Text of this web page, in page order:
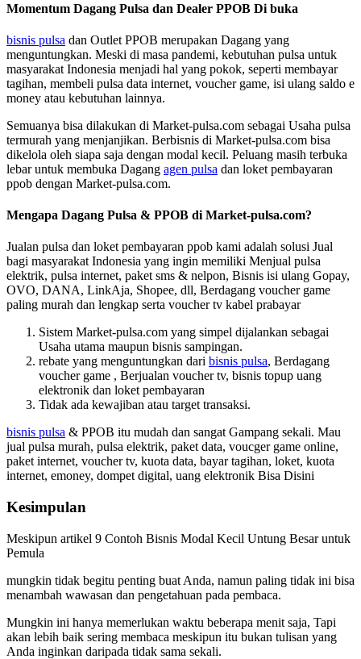
Momentum Dagang Pulsa dan Dealer PPOB Di buka
bisnis pulsa dan Outlet PPOB merupakan Dagang yang
menguntungkan. Meski di masa pandemi, kebutuhan pulsa untuk
masyarakat Indonesia menjadi hal yang pokok, seperti membayar
tagihan, membeli pulsa data internet, voucher game, isi ulang saldo e
money atau kebutuhan lainnya.
Semuanya bisa dilakukan di Market-pulsa.com sebagai Usaha pulsa
termurah yang menjanjikan. Berbisnis di Market-pulsa.com bisa
dikelola oleh siapa saja dengan modal kecil. Peluang masih terbuka
lebar untuk membuka Dagang agen pulsa dan loket pembayaran
ppob dengan Market-pulsa.com.
Mengapa Dagang Pulsa & PPOB di Market-pulsa.com?
Jualan pulsa dan loket pembayaran ppob kami adalah solusi Jual
bagi masyarakat Indonesia yang ingin memiliki Menjual pulsa
elektrik, pulsa internet, paket sms & nelpon, Bisnis isi ulang Gopay,
OVO, DANA, LinkAja, Shopee, dll, Berdagang voucher game
paling murah dan lengkap serta voucher tv kabel prabayar
Sistem Market-pulsa.com yang simpel dijalankan sebagai
Usaha utama maupun bisnis sampingan.
rebate yang menguntungkan dari bisnis pulsa, Berdagang
voucher game , Berjualan voucher tv, bisnis topup uang
elektronik dan loket pembayaran
Tidak ada kewajiban atau target transaksi.
bisnis pulsa & PPOB itu mudah dan sangat Gampang sekali. Mau
jual pulsa murah, pulsa elektrik, paket data, voucger game online,
paket internet, voucher tv, kuota data, bayar tagihan, loket, kuota
internet, emoney, dompet digital, uang elektronik Bisa Disini
Kesimpulan
Meskipun artikel 9 Contoh Bisnis Modal Kecil Untung Besar untuk
Pemula
mungkin tidak begitu penting buat Anda, namun paling tidak ini bisa
menambah wawasan dan pengetahuan pada pembaca.
Mungkin ini hanya memerlukan waktu beberapa menit saja, Tapi
akan lebih baik sering membaca meskipun itu bukan tulisan yang
Anda inginkan daripada tidak sama sekali.